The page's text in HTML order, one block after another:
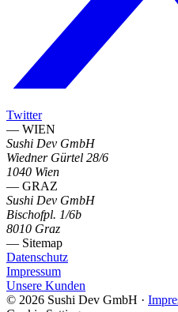
Twitter
— WIEN
Sushi Dev GmbH
Wiedner Gürtel 28/6
1040 Wien
— GRAZ
Sushi Dev GmbH
Bischofpl. 1/6b
8010 Graz
— Sitemap
Datenschutz
Impressum
Unsere Kunden
© 2026 Sushi Dev GmbH ·